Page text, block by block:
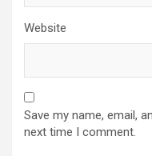
Website
Save my name, email,
next time I comment.